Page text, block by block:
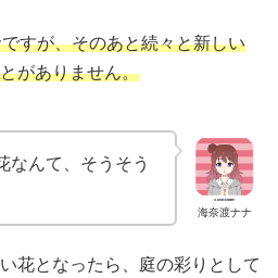
すが、そのあと続々と新しい
がありません。
海奈渡ナナ
なんて、そうそう
花となったら、庭の彩りとして